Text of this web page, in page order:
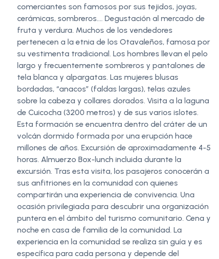
comerciantes son famosos por sus tejidos, joyas,
cerámicas, sombreros…. Degustación al mercado de
fruta y verdura. Muchos de los vendedores
pertenecen a la etnia de los Otavaleños, famosa por
su vestimenta tradicional. Los hombres llevan el pelo
largo y frecuentemente sombreros y pantalones de
tela blanca y alpargatas. Las mujeres blusas
bordadas, “anacos” (faldas largas), telas azules
sobre la cabeza y collares dorados. Visita a la laguna
de Cuicocha (3200 metros) y de sus varios islotes.
Esta formación se encuentra dentro del cráter de un
volcán dormido formada por una erupción hace
millones de años. Excursión de aproximadamente 4-5
horas. Almuerzo Box-lunch incluida durante la
excursión. Tras esta visita, los pasajeros conocerán a
sus anfitriones en la comunidad con quienes
compartirán una experiencia de convivencia. Una
ocasión privilegiada para descubrir una organización
puntera en el ámbito del turismo comunitario. Cena y
noche en casa de familia de la comunidad. La
experiencia en la comunidad se realiza sin guía y es
específica para cada persona y depende del